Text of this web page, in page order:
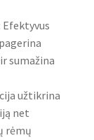
sumažina
užtikrina
net
rėmų